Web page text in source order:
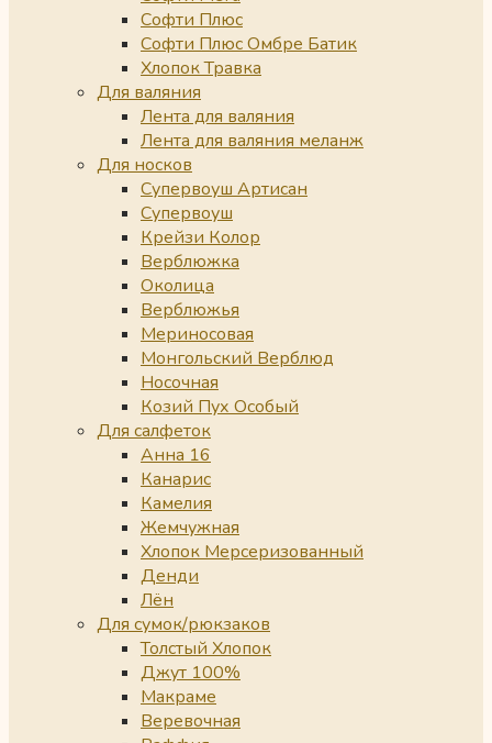
Софти Плюс
Софти Плюс Омбре Батик
Хлопок Травка
Для валяния
Лента для валяния
Лента для валяния меланж
Для носков
Супервоуш Артисан
Супервоуш
Крейзи Колор
Верблюжка
Околица
Верблюжья
Мериносовая
Монгольский Верблюд
Носочная
Козий Пух Особый
Для салфеток
Анна 16
Канарис
Камелия
Жемчужная
Хлопок Мерсеризованный
Денди
Лён
Для сумок/рюкзаков
Толстый Хлопок
Джут 100%
Макраме
Веревочная